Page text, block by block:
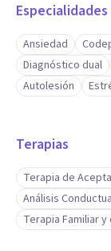
Especialidades
Ansiedad
Diagnóstico dual
Autolesión
Terapias
Terapia de
Análisis
Terapia Familiar y